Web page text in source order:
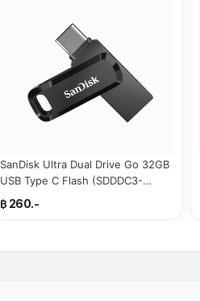
SanDisk Ultra Dual Drive Go 32GB
USB Type C Flash (SDDDC3-
032G-G46)
฿ 260.-